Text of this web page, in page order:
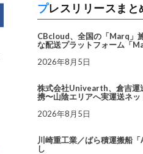
プレスリリースま
CBcloud、全国の「Marq」
な配送プラットフォーム「
2026年8月5日
株式会社Univearth、倉吉運
携〜山陰エリアへ実運送ネ
2026年8月5日
川崎重工業／ばら積運搬船
し